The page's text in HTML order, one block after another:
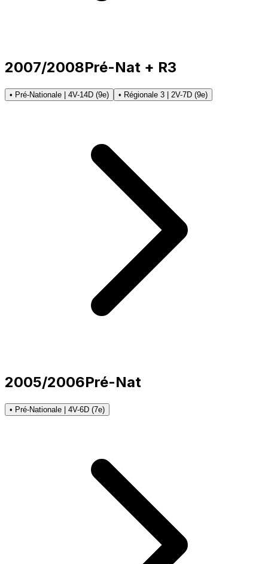
2007/2008Pré-Nat + R3
• Pré-Nationale | 4V-14D (9e) • Régionale 3 | 2V-7D (9e)
2005/2006Pré-Nat
• Pré-Nationale | 4V-6D (7e)